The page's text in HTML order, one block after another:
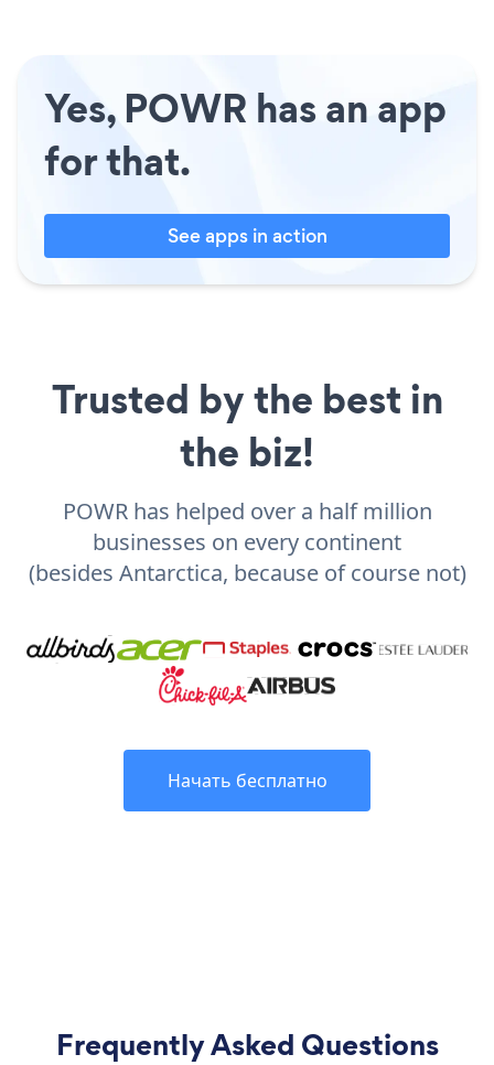
Yes, POWR has an app
for that.
See apps in action
Trusted by the best in
the biz!
POWR has helped over a half million
businesses on every continent
(besides Antarctica, because of course not)
Начать бесплатно
Frequently Asked Questions